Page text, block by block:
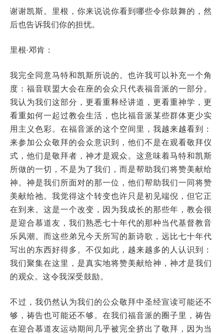
谢谢凯斯。里根，你来说说你看到哪些令你鼓舞的，然
后也告诉我们你的担忧。
里根·邓肯：
我完全同意马特和凯斯所说的。也许我可以补充一个角
度：福音联盟大会在座的会众只代表福音派的一部分。
我认为我们这部分，更看重释经讲道，更看重神学，更
看重如何一起过教会生活，也比福音派某些群体更少实
用主义色彩。在福音派的这个空间里，我越来越看到：
来参加公众敬拜的会众意识到，他们不是在观看敬拜仪
式，他们是敬拜者，神才是观众。这意味着马特和凯斯
所做的一切，不是为了我们，而是帮助我们将赞美献给
神。神是我们所面对的那一位，他们帮助我们一同将赞
美献给祂。我觉得这个转变也许只是初见端倪，但它正
在到来。这是一个改变，因为我成长的那些年，教会很
是迎合慕道友，我们熟悉七十年代的那种当代基督教音
乐风潮。而这些弟兄今天所写的新诗歌，远比七十年代
写出的东西好得多。不仅如此，越来越多的人认识到：
我们聚集在这里，是真实地将赞美献给神，神才是我们
的观众。这令我深受鼓励。
不过，我仍然认为我们的公众敬拜中圣经宣读可能还不
够，祷告也可能还不够。在我们福音派的圈子里，祷告
在迎合慕道友运动期间几乎被完全挤出了敬拜，因为当